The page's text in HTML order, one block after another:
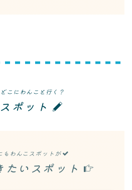
こにわんこと行く？
ポット
もわんこスポットが
たいスポット